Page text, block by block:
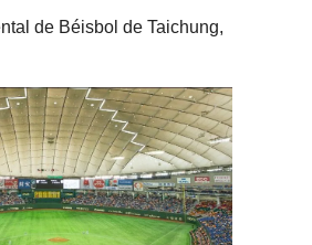
de Béisbol de Taichung,